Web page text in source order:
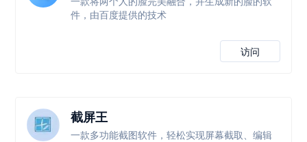
件，由百度提供的技术
访问
截屏王
一款多功能截图软件，轻松实现屏幕截取、编辑